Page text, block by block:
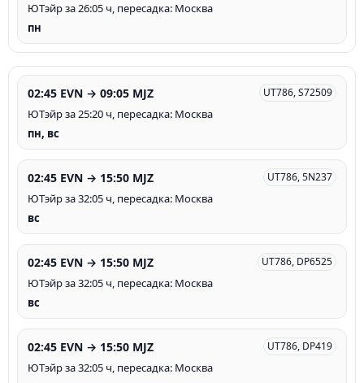
ЮТэйр за 26:05 ч, пересадка: Москва
пн
02:45 EVN → 09:05 MJZ UT786, S72509
ЮТэйр за 25:20 ч, пересадка: Москва
пн, вс
02:45 EVN → 15:50 MJZ UT786, 5N237
ЮТэйр за 32:05 ч, пересадка: Москва
вс
02:45 EVN → 15:50 MJZ UT786, DP6525
ЮТэйр за 32:05 ч, пересадка: Москва
вс
02:45 EVN → 15:50 MJZ UT786, DP419
ЮТэйр за 32:05 ч, пересадка: Москва